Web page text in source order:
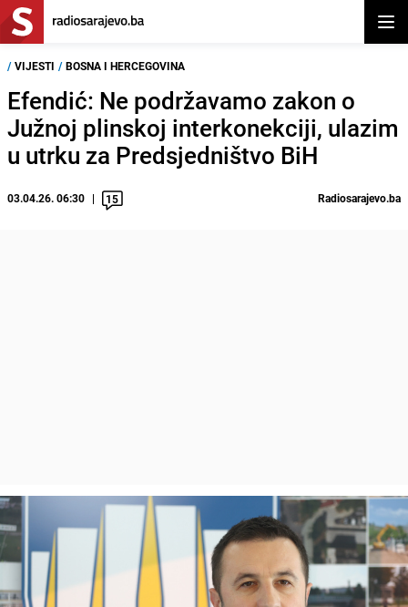
/ VIJESTI / BOSNA I HERCEGOVINA
Efendić: Ne podržavamo zakon o
Južnoj plinskoj interkonekciji, ulazim
u utrku za Predsjedništvo BiH
03.04.26. 06:30 15 Radiosarajevo.ba